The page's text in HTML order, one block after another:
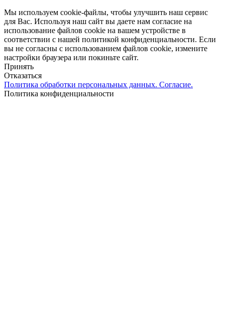
Мы используем cookie-файлы, чтобы улучшить наш сервис
для Вас. Используя наш сайт вы даете нам согласие на
использование файлов cookie на вашем устройстве в
соответствии с нашей политикой конфиденциальности. Если
вы не согласны с использованием файлов cookie, измените
настройки браузера или покиньте сайт.
Принять
Отказаться
Политика обработки персональных данных. Согласие.
Политика конфиденциальности